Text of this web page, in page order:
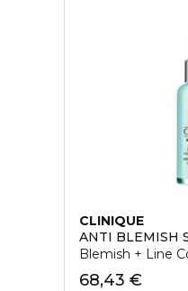
CLINIQUE
ANTI BLEMISH
Blemish + Line
68,43 €